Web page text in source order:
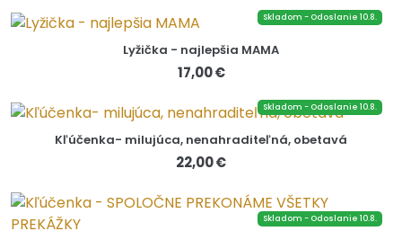
Skladom - Odoslanie 10.8.
Lyžička - najlepšia MAMA
17,00 €
Skladom - Odoslanie 10.8.
Kľúčenka- milujúca, nenahraditeľná, obetavá
22,00 €
Skladom - Odoslanie 10.8.